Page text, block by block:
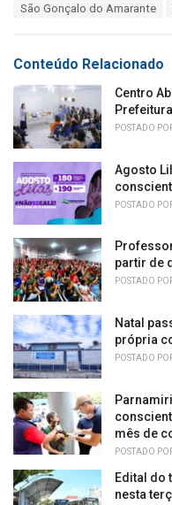
:
São Gonçalo do Amarante
Conteúdo Relacionado
Centro
POSTADO
Agosto
POSTADO
partir de
POSTADO
Natal
própria
POSTADO
mês de
POSTADO
Edital do
nesta